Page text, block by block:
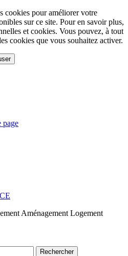
cookies pour améliorer votre
sur ce site. Pour en savoir plus,
et cookies. Vous pouvez, à tout
cookies que vous souhaitez activer.
page
Aménagement Logement
Rechercher